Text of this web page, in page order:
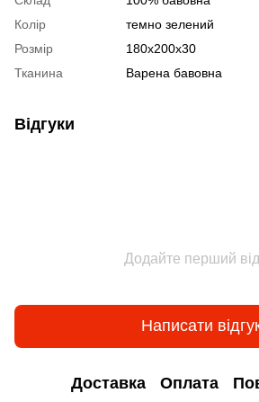
Колір
темно зелений
Розмір
180х200х30
Тканина
Варена бавовна
Відгуки
Додайте перший
Написати
Доставка Оплата